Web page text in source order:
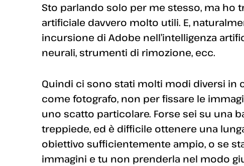
Sto parlando solo per me stesso, ma ho
artificiale davvero molto utili. E,
incursione di Adobe nell’intelligenza
neurali, strumenti di rimozione, ecc.
Quindi ci sono stati molti modi diversi in
come fotografo, non per fissare le
uno scatto particolare. Forse sei su una
treppiede, ed è difficile ottenere una
obiettivo sufficientemente ampio, o se
immagini e tu non prenderla nel modo